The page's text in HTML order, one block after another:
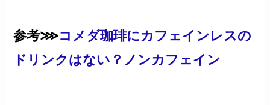
参考⋙コメダ珈琲にカフェインレスの
ドリンクはない？ノンカフェイン